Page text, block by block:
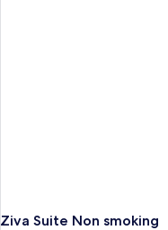
Ziva Suite Non smoking